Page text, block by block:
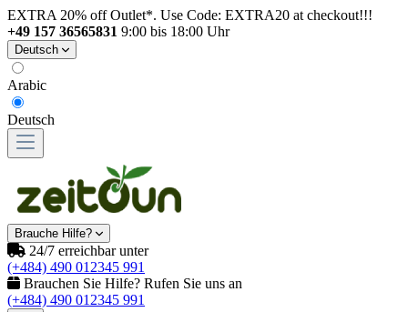
EXTRA 20% off Outlet*. Use Code: EXTRA20 at checkout!!!
+49 157 36565831 9:00 bis 18:00 Uhr
Deutsch
Arabic
Deutsch
Brauche Hilfe?
24/7 erreichbar unter
(+484) 490 012345 991
Brauchen Sie Hilfe? Rufen Sie uns an
(+484) 490 012345 991